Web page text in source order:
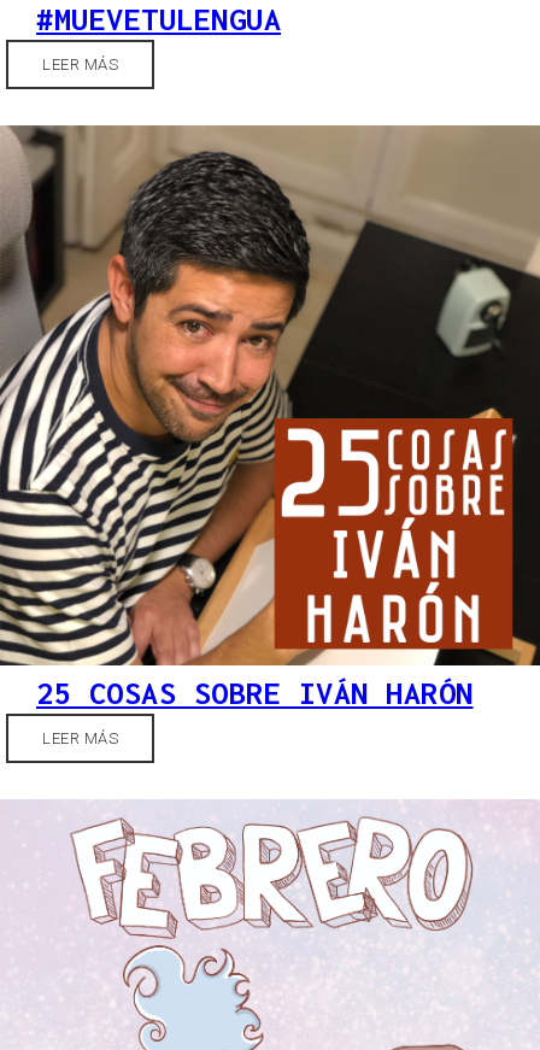
#MUEVETULENGUA
LEER MÁS
25 COSAS SOBRE IVÁN HARÓN
LEER MÁS